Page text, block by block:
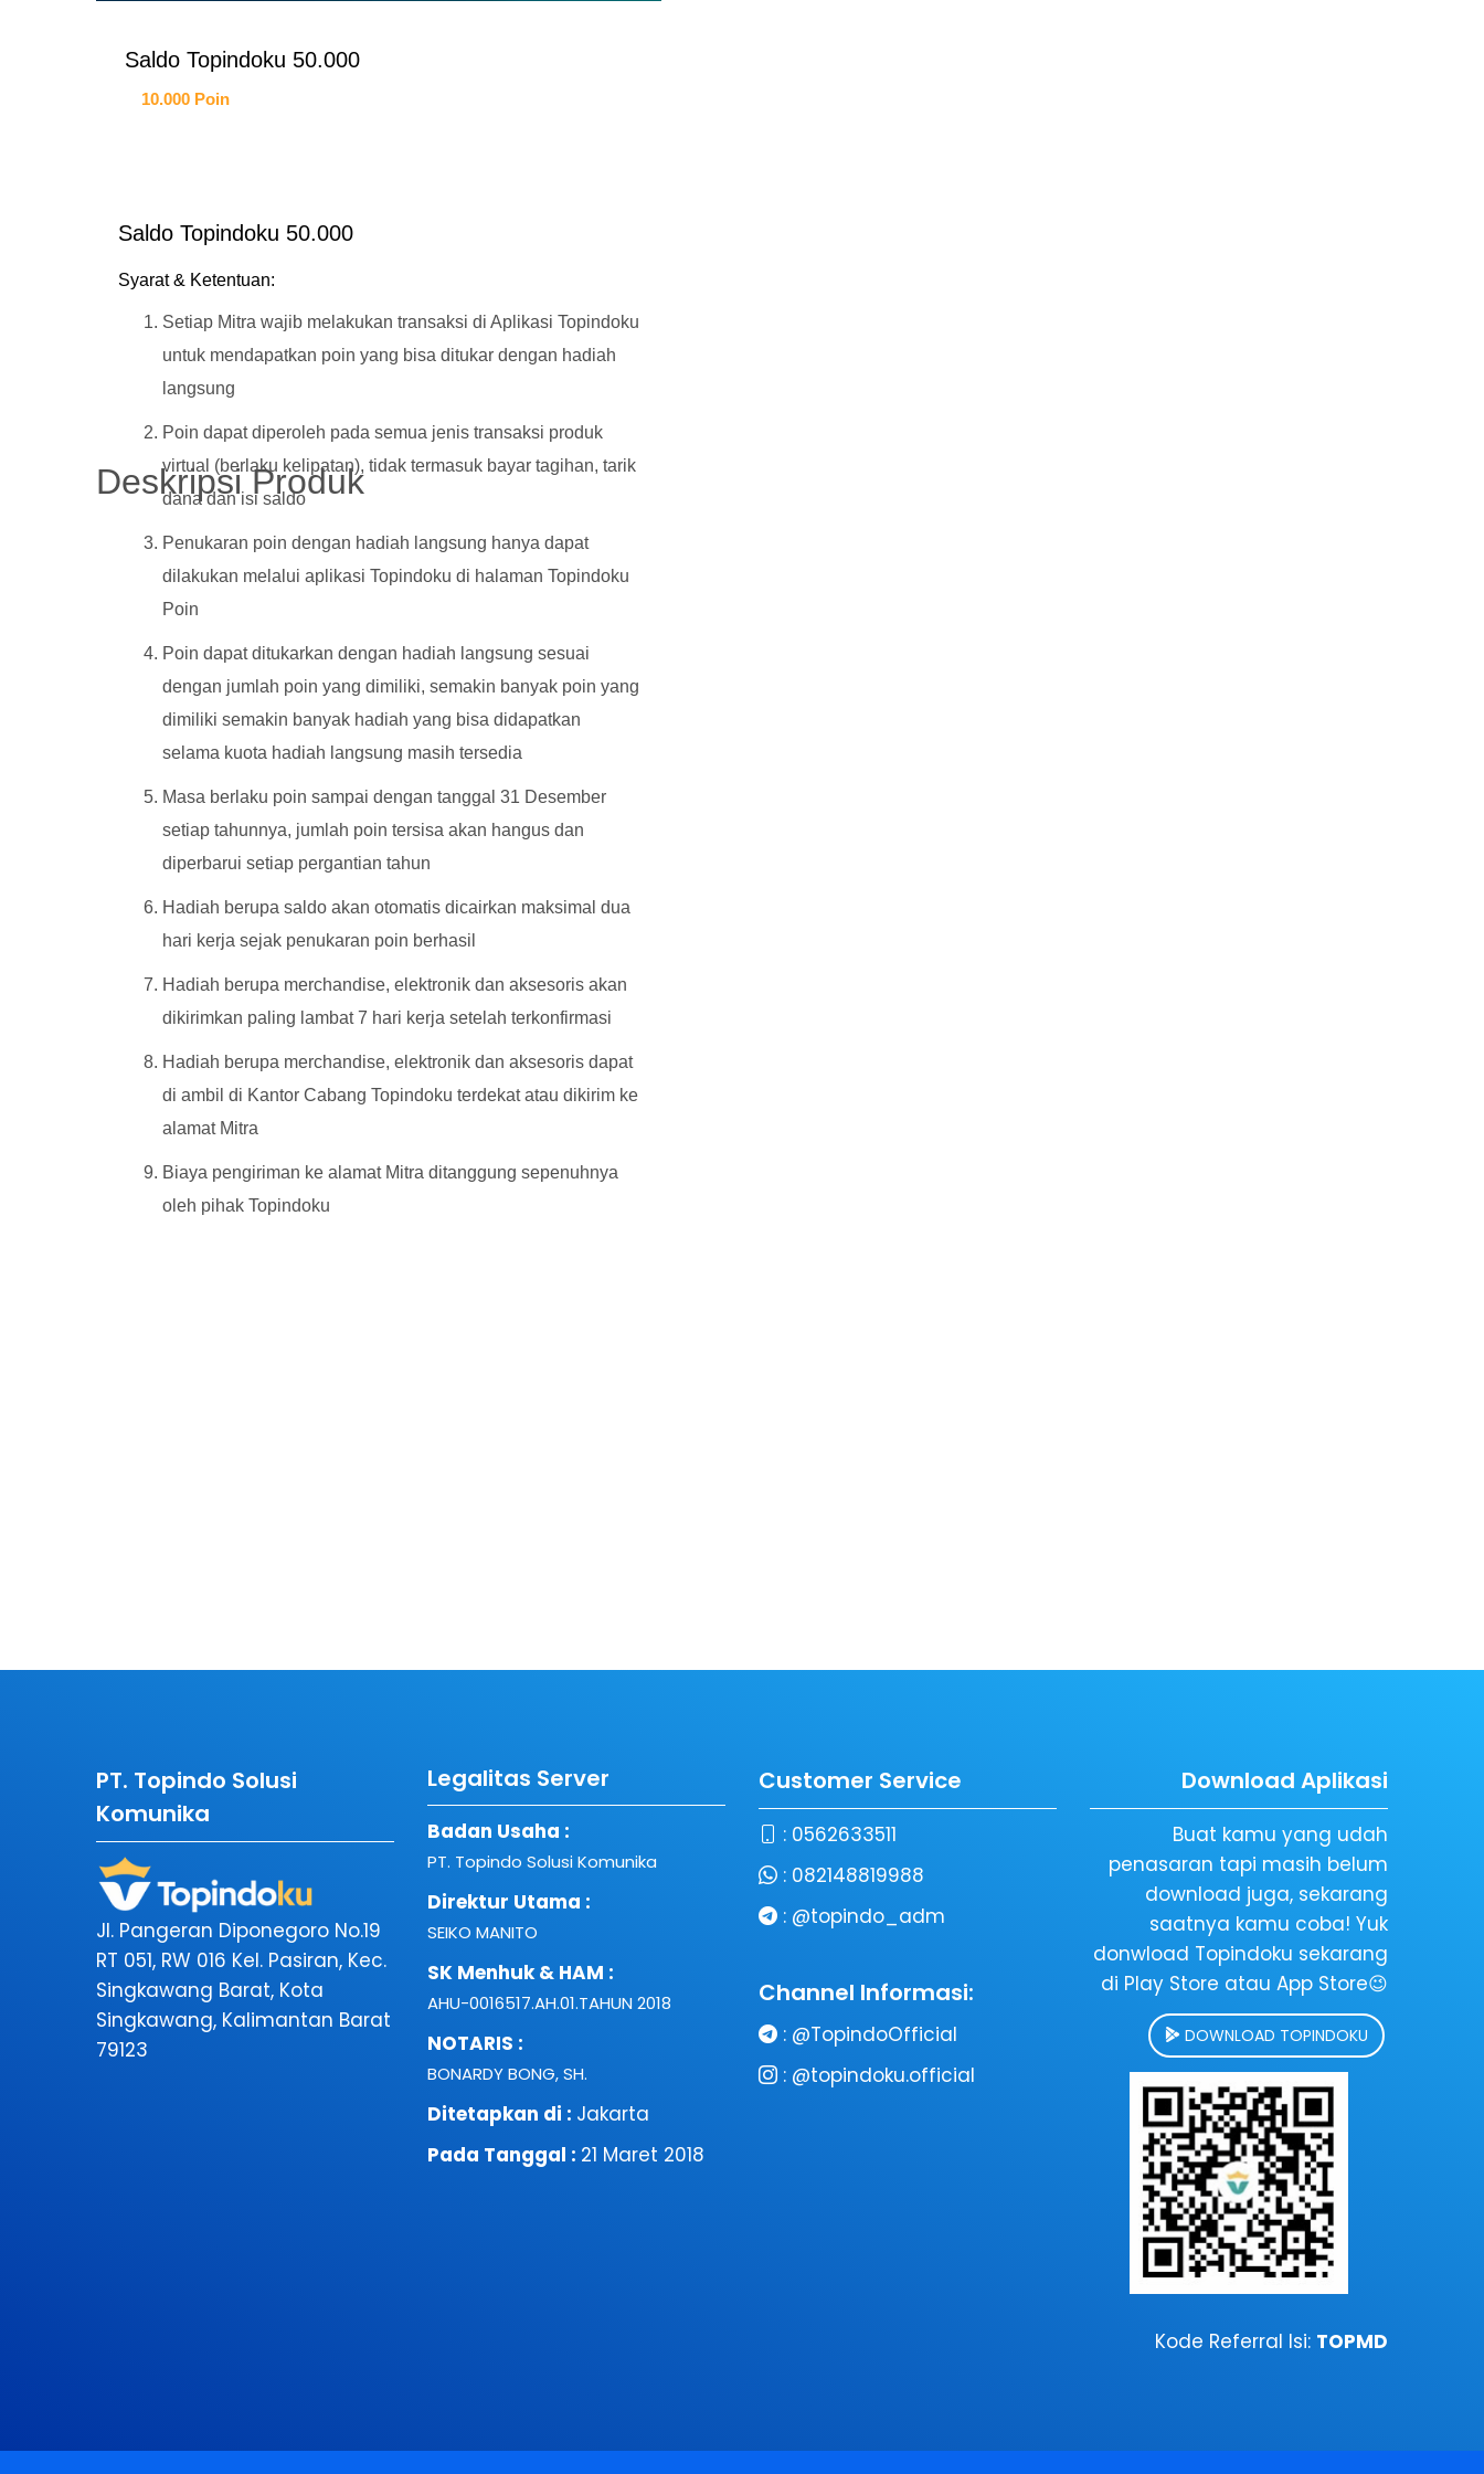
Saldo Topindoku 50.000
10.000 Poin
Deskripsi Produk
Saldo Topindoku 50.000
Syarat & Ketentuan:
Setiap Mitra wajib melakukan transaksi di Aplikasi Topindoku
untuk mendapatkan poin yang bisa ditukar dengan hadiah
langsung
Poin dapat diperoleh pada semua jenis transaksi produk
virtual (berlaku kelipatan), tidak termasuk bayar tagihan, tarik
dana dan isi saldo
Penukaran poin dengan hadiah langsung hanya dapat
dilakukan melalui aplikasi Topindoku di halaman Topindoku
Poin
Poin dapat ditukarkan dengan hadiah langsung sesuai
dengan jumlah poin yang dimiliki, semakin banyak poin yang
dimiliki semakin banyak hadiah yang bisa didapatkan
selama kuota hadiah langsung masih tersedia
Masa berlaku poin sampai dengan tanggal 31 Desember
setiap tahunnya, jumlah poin tersisa akan hangus dan
diperbarui setiap pergantian tahun
Hadiah berupa saldo akan otomatis dicairkan maksimal dua
hari kerja sejak penukaran poin berhasil
Hadiah berupa merchandise, elektronik dan aksesoris akan
dikirimkan paling lambat 7 hari kerja setelah terkonfirmasi
Hadiah berupa merchandise, elektronik dan aksesoris dapat
di ambil di Kantor Cabang Topindoku terdekat atau dikirim ke
alamat Mitra
Biaya pengiriman ke alamat Mitra ditanggung sepenuhnya
oleh pihak Topindoku
PT. Topindo Solusi
Komunika
Jl. Pangeran Diponegoro No.19
RT 051, RW 016 Kel. Pasiran, Kec.
Singkawang Barat, Kota
Singkawang, Kalimantan Barat
79123
Legalitas Server
Badan Usaha :
PT. Topindo Solusi Komunika
Direktur Utama :
SEIKO MANITO
SK Menhuk & HAM :
AHU-0016517.AH.01.TAHUN 2018
NOTARIS :
BONARDY BONG, SH.
Ditetapkan di : Jakarta
Pada Tanggal : 21 Maret 2018
Customer Service
: 0562633511
: 082148819988
: @topindo_adm
Channel Informasi:
: @TopindoOfficial
: @topindoku.official
Download Aplikasi
Buat kamu yang udah
penasaran tapi masih belum
download juga, sekarang
saatnya kamu coba! Yuk
donwload Topindoku sekarang
di Play Store atau App Store😉
DOWNLOAD TOPINDOKU
Kode Referral Isi: TOPMD